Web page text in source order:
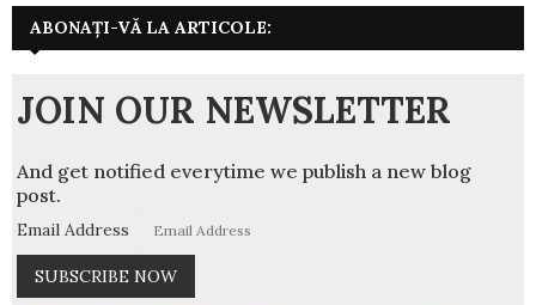
ABONAȚI-VĂ LA ARTICOLE:
JOIN OUR NEWSLETTER
And get notified everytime we publish a new blog
post.
Email Address